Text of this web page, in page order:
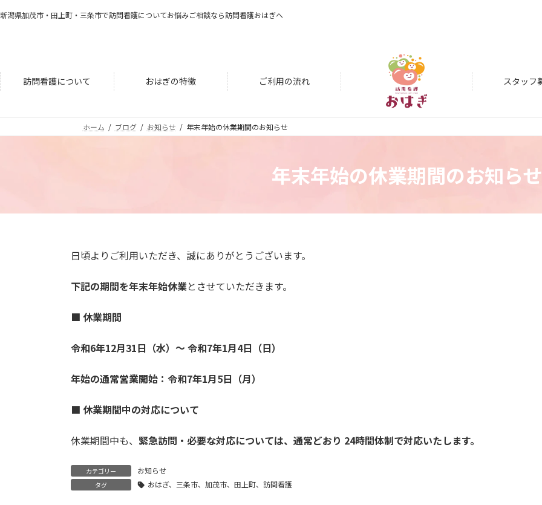
ン
へ
ス
プ
ビ
ョ
ン
動
新潟県加茂市・田上町・三条市で訪問看護についてお悩みご相談なら訪問看護おはぎへ
訪問看護について おはぎの特徴 ご利用の流れ スタッフ
ホーム ブログ お知らせ 年末年始の休業期間のお知らせ
年末年始の休業期間のお知らせ
日頃よりご利用いただき、誠にありがとうございます。
下記の期間を年末年始休業とさせていただきます。
■ 休業期間
令和6年12月31日（水）～ 令和7年1月4日（日）
年始の通常営業開始：令和7年1月5日（月）
■ 休業期間中の対応について
休業期間中も、 緊急訪問・必要な対応については、通常どおり 24時間体制で対応いたします。
カテゴリー お知らせ
タグ おはぎ、三条市、加茂市、田上町、訪問看護